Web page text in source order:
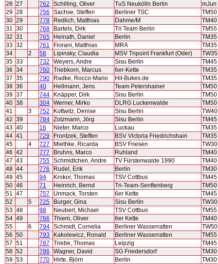
28 27 762 Schilling, Oliver TuS Neukölln Berlin
mJun
29 28 756 Sachse, Steffen Berliner TSC
TM50
30 29 778 Redlich, Matthias Dahme/M
TM40
31 30 768 Bartels, Dirk Tri Team Berlin
TM55
32 31 765 Heinath, Daniel Berlin
TM35
33 32 761 Fiorani, Matthias MRA
TM35
34
2 58 Lipinsky, Claudia MSV Tripoint Frankfurt (Oder)
TW35
35 33 732 Weyers, Andre Sisu Berlin
TM45
36 34 760 Triebkorn, Marcus 6er-Kette
TM35
37 35 790 Radke, Rocco-Mario Hit-Bukes.de
TM35
38 36 40 Hellmann, Jens Team Petershainer
TM50
39 37 744 Knäpper, Dirk Sisu Berlin
TM50
40 38 304 Werner, Mirko DLRG Luckenwalde
TM50
41
3 752 Kottwitz, Denise Sisu Berlin
TW40
42 39 784 Zotzmann, Jörg Sisu Berlin
TM45
43 40 16 Nieter, Marco Luckau
TM35
44 41 729 Frontzek, Steffen BSV Victoria Friedrichshain
TM35
45
4 727 Miethke, Ricarda BSV Friesen
TW30
46 42 777 Bruhns, Marco Ruhland
TM40
47 43 755 Schmidtchen, Andre TV Fürstenwalde 1990
TM40
48 44 776 Rudel, Erik Berlin
TM30
49 45 94 Krokor, Thomas TSV Cottbus
TM45
50 46 71 Heinrich, Bernd Tri-Team-Senftenberg
TM50
51 47 757 Unmack, Torsten 6er Kette
TM45
52
5 725 Burger, Gina Sisu Berlin
TW30
53 48 98 Neubert, Michael TSV Cottbus
TM55
54 49 766 Thiem, Oliver 6er Kette
TM40
55
6 794 Schmidt, Cornelia Berliner Wasserratten
TW50
56 50 793 Kakolewicz, Ronald Berliner Wasserratten
TM55
57 51 787 Triebe, Thomas Leipzig
TM45
58 52 786 Wagner, David SG Friedersdorf
TM30
59 53 770 Hirte, Björn Berlin
TM30